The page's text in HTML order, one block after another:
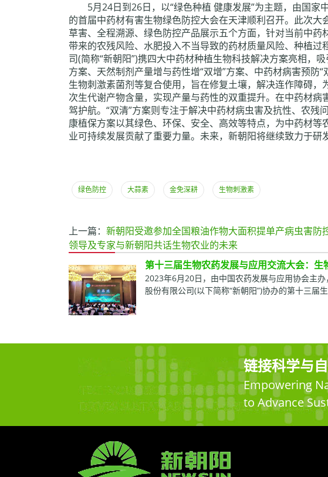
5月24日到26日，以“绿色种植 健康发展”为主题，由国
的首届中药材有害生物绿色防控大会在天津顺利召开。此次
草害、全程溯源、绿色防控产品展示五个方面，针对当前中
带来的农残风险、水肥投入不当导致的药材质量风险、种植
司(简称“新朝阳”)携四大中药材种植生物科技解决方案亮相，
方案、天然制剂产量增与药性增“双增”方案、中药材病害预防
生物刺激素菌剂等复合使用，旨在修复土壤，解决连作障碍
次生代谢产物含量，实现产量与药性的双重提升。在中药材
驾护航。“双清”方案则专注于解决中药材病虫害及抗性、农
康植保方案以其绿色、环保、安全、高效等特点，为中药材
业可持续发展贡献了重要力量。未来，新朝阳将继续致力于研
绿色防控 大蒜素 金免深耕 生物刺激素
上一篇： 新朝阳受邀参加全国粮油作物大面积提单产病虫害
领导及专家与新朝阳共话生物农业的未来
第十三届生物农药发展与应用交流大会：生
2023年6月20日，由中国农药发展与应用协会主
股份有限公司(以下简称“新朝阳”)协办的第十三届
链接科学与
Empowering
to Advance